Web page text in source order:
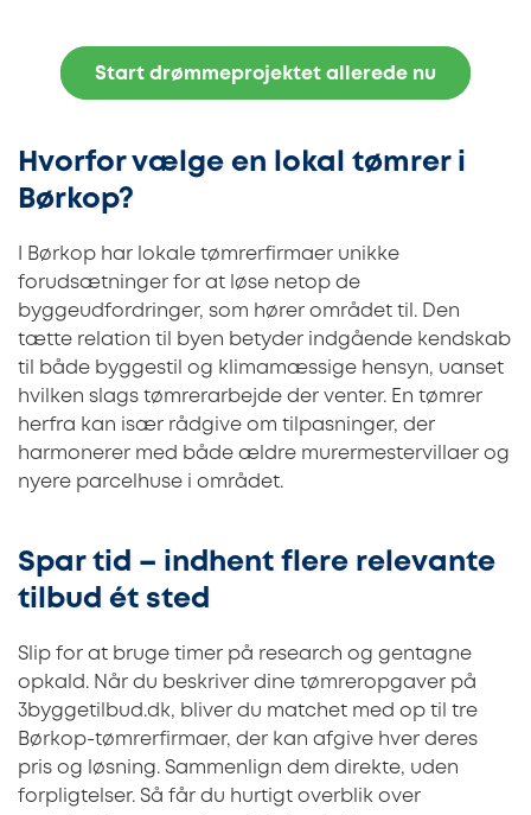
Start drømmeprojektet allerede nu
Hvorfor vælge en lokal tømrer i
Børkop?
I Børkop har lokale tømrerfirmaer unikke
forudsætninger for at løse netop de
byggeudfordringer, som hører området til. Den
tætte relation til byen betyder indgående kendskab
til både byggestil og klimamæssige hensyn, uanset
hvilken slags tømrerarbejde der venter. En tømrer
herfra kan især rådgive om tilpasninger, der
harmonerer med både ældre murermestervillaer og
nyere parcelhuse i området.
Spar tid – indhent flere relevante
tilbud ét sted
Slip for at bruge timer på research og gentagne
opkald. Når du beskriver dine tømreropgaver på
3byggetilbud.dk, bliver du matchet med op til tre
Børkop-tømrerfirmaer, der kan afgive hver deres
pris og løsning. Sammenlign dem direkte, uden
forpligtelser. Så får du hurtigt overblik over